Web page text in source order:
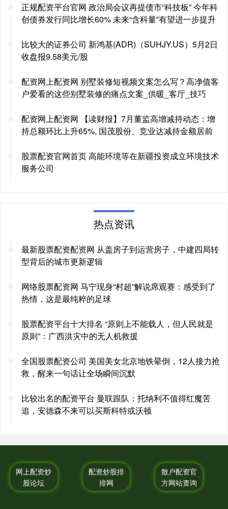
正规配资平台官网 政治局会议再提债市“科技板” 今年科
创债券发行同比增长60% 未来“含科量”有望进一步提升
比较大的证券公司 新鸿基(ADR)（SUHJY.US）5月2日
收盘报9.58美元/股
配资网上配资网 别墅装修短视频文案怎么写？高净值客
户爱看的这些别墅装修的痛点文案_供暖_客厅_技巧
配资网上配资网 【读财报】7月董监高增减持动态：增
持总额环比上升65%, 国茂股份、竞业达减持金额居前
股票配资官网首页 高能环境等在新疆投资成立环境技术
服务公司
热点资讯
最新股票配资配资网 从盖房子到运营房子，中建四局转
型背后的城市更新逻辑
网络股票配资网 马宁现身“村超”解说席观赛：感受到了
热情，这是最纯粹的足球
股票配资平台十大排名 “原则上不能载人，但人民就是
原则”：广西洪灾中的无人机救援
全国股票配资公司 美国美女北京地铁晕倒，12人接力抢
救，醒来一句话让全场瞬间沉默
比较出名的配资平台 曼联跟队：托纳利不值得红魔苦
追，安德森不来可以买斯科特或沃顿
网上配资炒
股论坛
配资炒股排
排网
散户配资官
方网站查询